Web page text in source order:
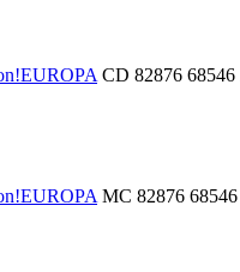
EUROPA CD 82876 68546
EUROPA MC 82876